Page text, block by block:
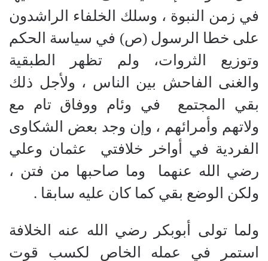
في زمن النبوة ، وسلك الخلفاء الراشدون
على خطا الرسول(ص) في سياسة الحكم
وتوزيع الثروات، ولم تظهر الطبقية
والغنى الفاحش بين الناس ، ولأجل ذلك
بقي المجتمع
في وئام ووفاق تام مع
ولاتهم وأمرائهم ، وإن وجد بعض الشكاوى
الفردية في أواخر خلافتي
عثمان وعلي
رضي الله عنهما
وما صاحبها من فتن ،
ولكن الوضع بقي كما كان عليه سابقا .
ولما تولى أبوبكر رضي الله عنه الخلافة
استمر في عمله الخاص لكسب قوت